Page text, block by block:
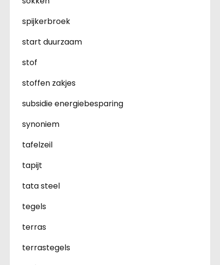
spijkerbroek
start duurzaam
stof
stoffen zakjes
subsidie energiebesparing
synoniem
tafelzeil
tapijt
tata steel
tegels
terras
terrastegels